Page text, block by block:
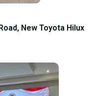
New Toyota Hilux